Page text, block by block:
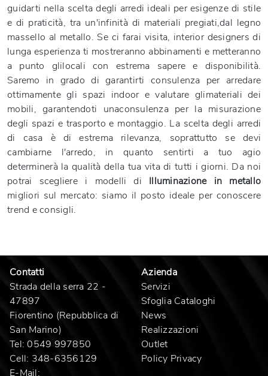
guidarti nella scelta degli arredi ideali per esigenze di stile
e di praticità, tra un'infinità di materiali pregiati,dal legno
massello al metallo. Se ci farai visita, interior designers di
lunga esperienza ti mostreranno abbinamenti e metteranno
a punto glilocali con estrema sapere e disponibilità.
Saremo in grado di garantirti consulenza per arredare
ottimamente gli spazi indoor e valutare glimateriali dei
mobili, garantendoti unaconsulenza per la misurazione
degli spazi e trasporto e montaggio. La scelta degli arredi
di casa è di estrema rilevanza, soprattutto se devi
cambiarne l'arredo, in quanto sentirti a tuo agio
determinerà la qualità della tua vita di tutti i giorni. Da noi
potrai scegliere i modelli di Illuminazione
in metallo
migliori sul mercato: siamo il posto ideale per conoscere
trend e consigli.
Contatti
Strada della serra 22 -
47897
Fiorentino (Repubblica di
San Marino)
Tel: 0549 997850
Cell: 348-6356129
E-Mail:
Azienda
Servizi
Sfoglia Cataloghi
News
Realizzazioni
Outlet
Policy Privacy